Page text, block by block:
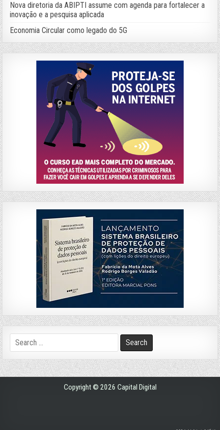
Nova diretoria da ABIPTI assume com agenda para fortalecer a
inovação e a pesquisa aplicada
Economia Circular como legado do 5G
Search
for:
Copyright © 2026 Capital Digital